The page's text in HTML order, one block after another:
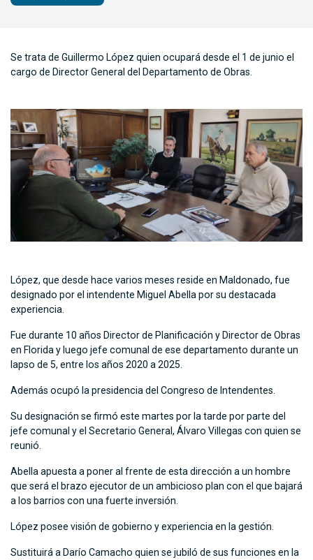
Se trata de Guillermo López quien ocupará desde el 1 de junio el
cargo de Director General del Departamento de Obras.
López, que desde hace varios meses reside en Maldonado, fue
designado por el intendente Miguel Abella por su destacada
experiencia.
Fue durante 10 años Director de Planificación y Director de Obras
en Florida y luego jefe comunal de ese departamento durante un
lapso de 5, entre los años 2020 a 2025.
Además ocupó la presidencia del Congreso de Intendentes.
Su designación se firmó este martes por la tarde por parte del
jefe comunal y el Secretario General, Álvaro Villegas con quien se
reunió.
Abella apuesta a poner al frente de esta dirección a un hombre
que será el brazo ejecutor de un ambicioso plan con el que bajará
a los barrios con una fuerte inversión.
López posee visión de gobierno y experiencia en la gestión.
Sustituirá a Darío Camacho quien se jubiló de sus funciones en la